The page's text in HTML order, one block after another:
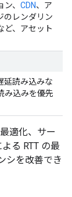
、 CDN、ア
のレンダリン
ど、アセット
延読み込みな
み込みを優先
適化、サー
る RTT の最
シを改善でき